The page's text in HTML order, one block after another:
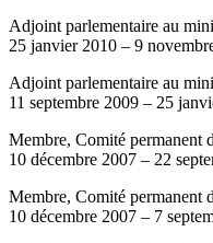
Adjoint parlementaire au
25 janvier 2010 – 9
Adjoint parlementaire au
11 septembre 2009 – 25
Membre, Comité permanent
10 décembre 2007 – 22
Membre, Comité permanent
10 décembre 2007 – 7